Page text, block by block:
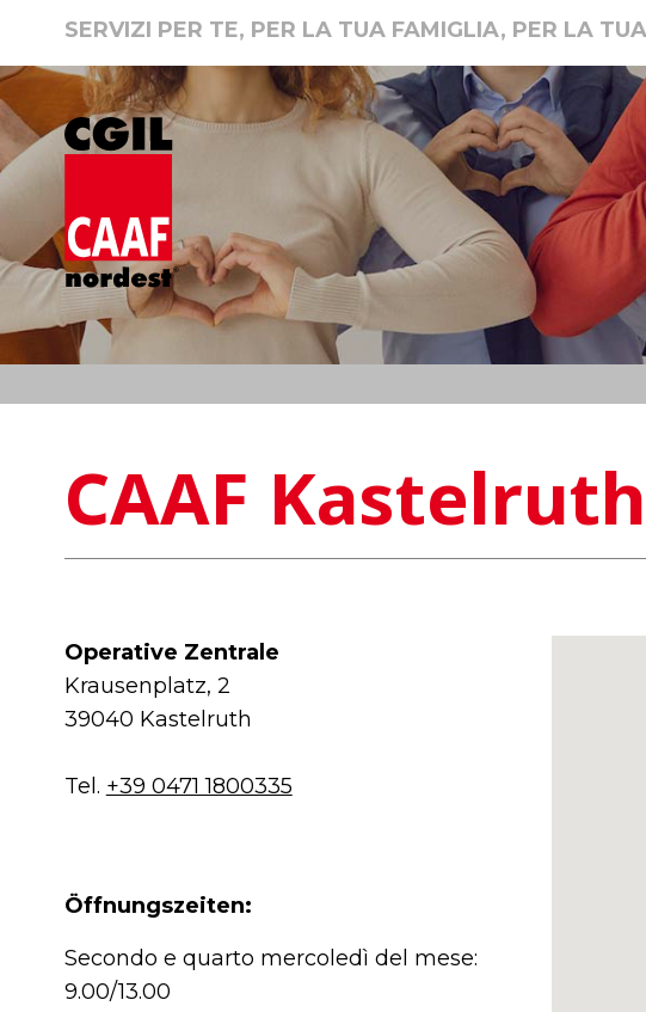
SERVIZI PER TE, PER LA TUA FAMIGLIA, PER LA
CAAF Kastelruth
Operative Zentrale
Krausenplatz, 2
39040 Kastelruth
Tel. +39 0471 1800335
Öffnungszeiten:
Secondo e quarto mercoledì del mese:
9.00/13.00